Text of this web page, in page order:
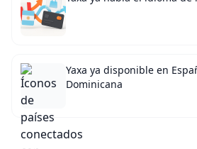
Yaxa ya disponible en
Dominicana